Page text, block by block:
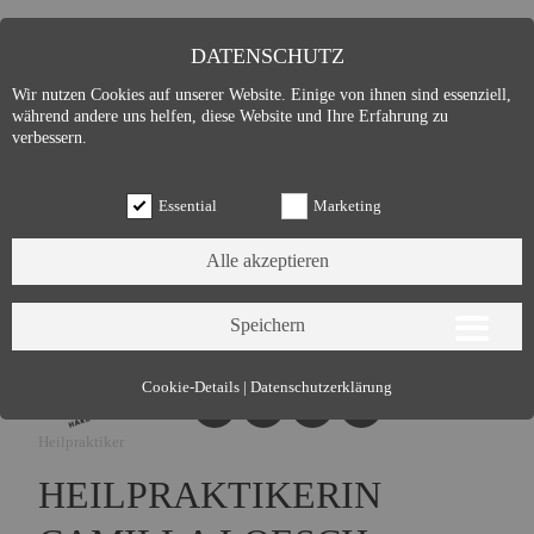
Heilpraktiker
HEILPRAKTIKERIN
DATENSCHUTZ
Wir nutzen Cookies auf unserer Website. Einige von ihnen sind essenziell,
während andere uns helfen, diese Website und Ihre Erfahrung zu
verbessern.
Essential Marketing
Essential (3)
Name:
Cookie Hinweis
Zweck:
Cookies:
allowCookie
Laufzeit:
3 Monate
Cookie-Details | Datenschutzerklärung